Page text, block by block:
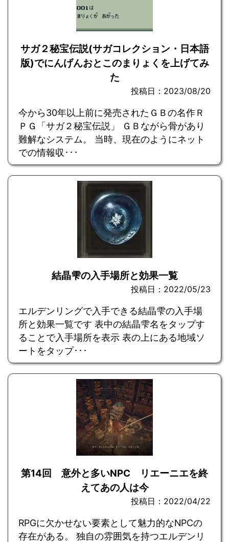
サガ２秘宝伝説(サガコレクション・日本語
版)でにんげんおとこのまりょくを上げてみ
た
投稿日：2023/08/20
今から30年以上前に発売されたＧＢの名作Ｒ
ＰＧ「サガ２秘宝伝説」 ＧＢながら骨があり
難解なシステム。 当時、現在のようにネット
での情報収･･･
結晶雫の入手場所と効果一覧
投稿日：2022/05/23
エルデンリングで入手できる結晶雫の入手場
所と効果一覧です 表中の結晶雫名をタップす
ることで入手場所を表示 表の上にある地域ソ
ートをタップ･･･
第14回 意外と多いNPC リエーニエを終
えてあの人は今
投稿日：2022/04/22
RPGに欠かせない要素として魅力的なNPCの
存在がある。 独自の雰囲気を持つエルデンリ